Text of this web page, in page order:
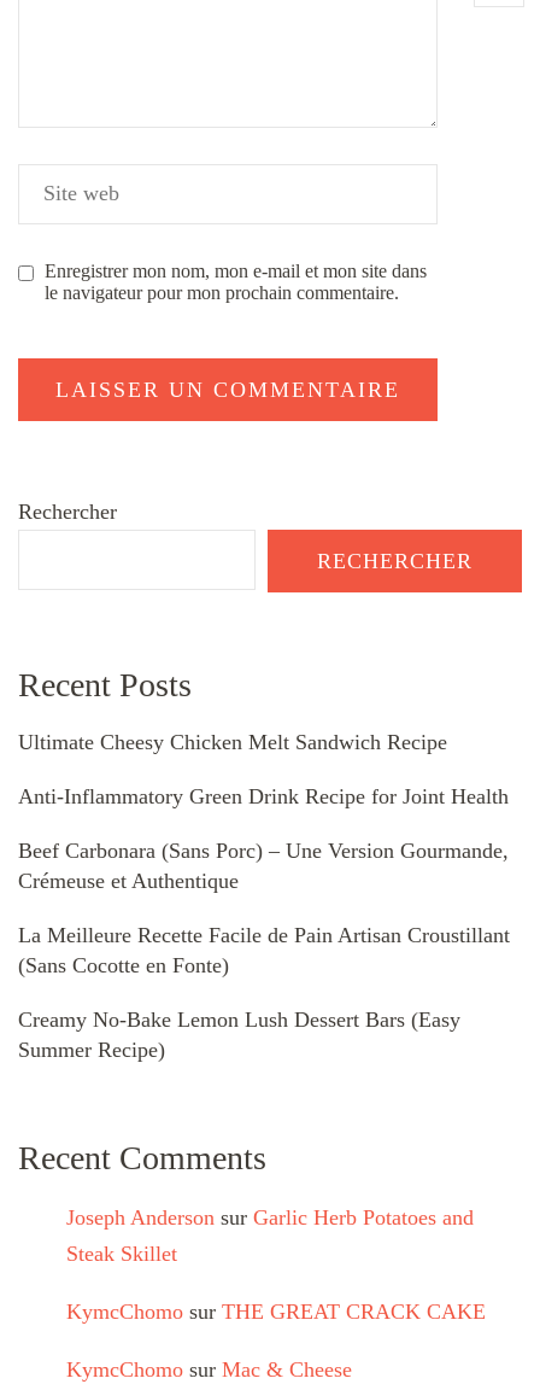
Enregistrer mon nom, mon e-mail et mon site dans
le navigateur pour mon prochain commentaire.
Rechercher
RECHERCHER
Recent Posts
Ultimate Cheesy Chicken Melt Sandwich Recipe
Anti-Inflammatory Green Drink Recipe for Joint Health
Beef Carbonara (Sans Porc) – Une Version Gourmande,
Crémeuse et Authentique
La Meilleure Recette Facile de Pain Artisan Croustillant
(Sans Cocotte en Fonte)
Creamy No-Bake Lemon Lush Dessert Bars (Easy
Summer Recipe)
Recent Comments
Joseph Anderson sur Garlic Herb Potatoes and
Steak Skillet
KymcChomo sur THE GREAT CRACK CAKE
KymcChomo sur Mac & Cheese